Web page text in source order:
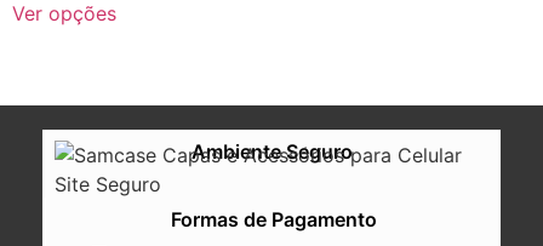
Ver opções
Ambiente Seguro
Formas de Pagamento